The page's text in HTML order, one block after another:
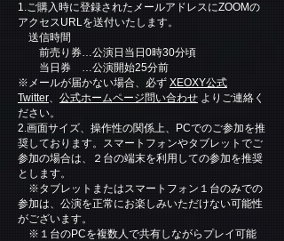
1.ご購入時に登録されたメールアドレスにZOOMの
アクセスURLを送付いたします。
送信時間
前売り券…公演日当日0時30分頃
当日券 …公演開始25分前
※メールが届かない場合、必ず XEOXY公式
Twitter、 公式ホームページ問い合わせ よりご連絡く
ださい。
2.画面サイズ、操作性の関係上、PCでのご参加を推
奨しております。スマートフォンやタブレットでご
参加の場合は、２台の端末を利用しての参加を推奨
とします。
※タブレットまたはスマートフォン１台のみでの
参加は、公演を正常にお楽しみいただけない可能性
がございます。
※１台のPCを複数人で共有しながらプレイ可能